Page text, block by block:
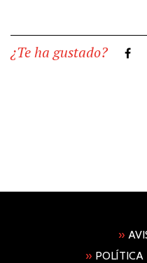
¿Te ha gustado?
»
» POLÍTICA